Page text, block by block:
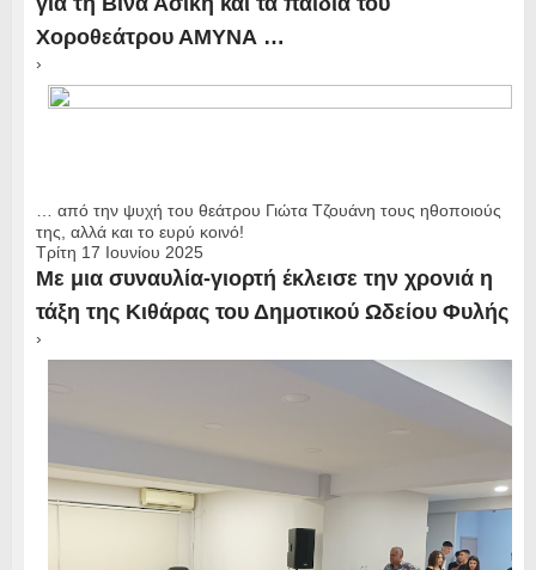
Χοροθεάτρου ΑΜΥΝΑ …
›
… από την ψυχή του θεάτρου Γιώτα Τζουάνη τους ηθοποιούς
της, αλλά και το ευρύ κοινό!
Τρίτη 17 Ιουνίου 2025
Με μια συναυλία-γιορτή έκλεισε την χρονιά η
τάξη της Κιθάρας του Δημοτικού Ωδείου Φυλής
›